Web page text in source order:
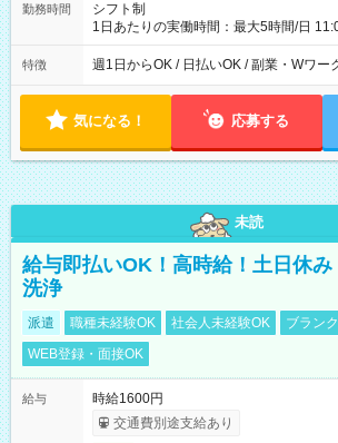
勤務時間
シフト制
1日あたりの実働時間：最大5時間/日
実働時間：1-5時間 └上記の時間帯内で
能！ └平日・土曜日の中で、お好きな曜
18:00 などのように、自由な働き方が
特徴 週1日からOK / 日払いOK / 副業・Wワー
気になる！ 応募する
未読
給与即払いOK！高時給！土日休み
洗浄
派遣 職種未経験OK 社会人未経験OK
ブラン
WEB登録・面接OK
給与
時給1600円
交通費別途支給あり